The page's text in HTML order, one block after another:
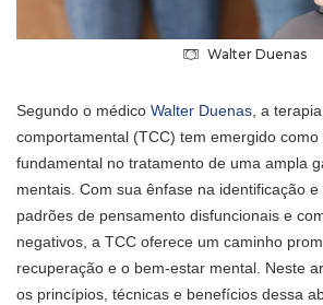
Walter Duenas
Segundo o médico Walter Duenas , a
comportamental (TCC) tem emergido
fundamental no tratamento de uma ampla
mentais. Com sua ênfase na identificação
padrões de pensamento disfuncionais e
negativos, a TCC oferece um caminho
recuperação e o bem-estar mental. Neste
os princípios, técnicas e benefícios dessa